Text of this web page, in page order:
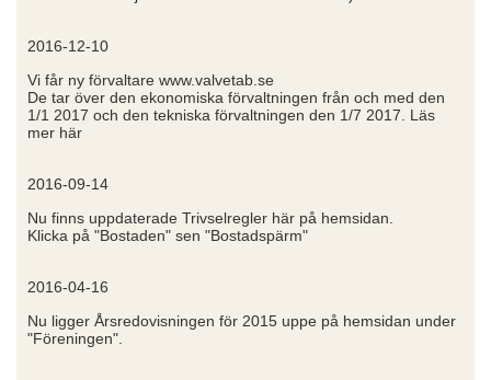
2016-12-10
Vi får ny förvaltare www.valvetab.se
De tar över den ekonomiska förvaltningen från och med den
1/1 2017 och den tekniska förvaltningen den 1/7 2017. Läs
mer här
2016-09-14
Nu finns uppdaterade Trivselregler här på hemsidan.
Klicka på "Bostaden" sen "Bostadspärm"
2016-04-16
Nu ligger Årsredovisningen för 2015 uppe på hemsidan under
"Föreningen".